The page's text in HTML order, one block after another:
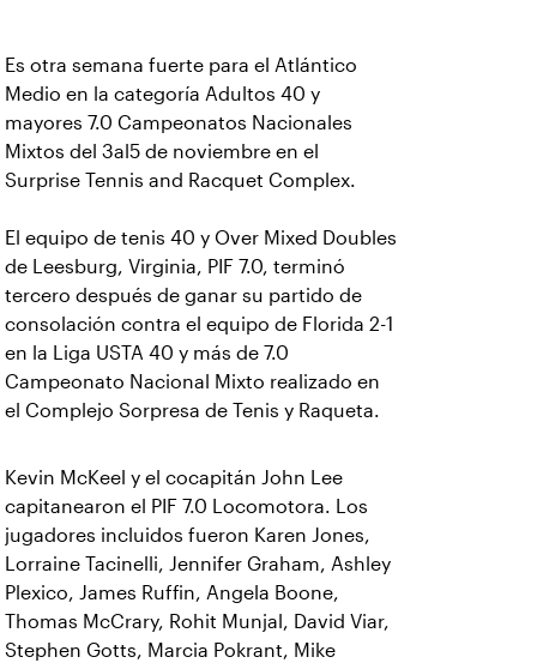
Es otra semana fuerte para el Atlántico
Medio en la categoría Adultos 40 y
mayores 7.0 Campeonatos Nacionales
Mixtos del 3al5 de noviembre en el
Surprise Tennis and Racquet Complex.
El equipo de tenis 40 y Over Mixed Doubles
de Leesburg, Virginia, PIF 7.0, terminó
tercero después de ganar su partido de
consolación contra el equipo de Florida 2-1
en la Liga USTA 40 y más de 7.0
Campeonato Nacional Mixto realizado en
el Complejo Sorpresa de Tenis y Raqueta.
Kevin McKeel y el cocapitán John Lee
capitanearon el PIF 7.0 Locomotora. Los
jugadores incluidos fueron Karen Jones,
Lorraine Tacinelli, Jennifer Graham, Ashley
Plexico, James Ruffin, Angela Boone,
Thomas McCrary, Rohit Munjal, David Viar,
Stephen Gotts, Marcia Pokrant, Mike